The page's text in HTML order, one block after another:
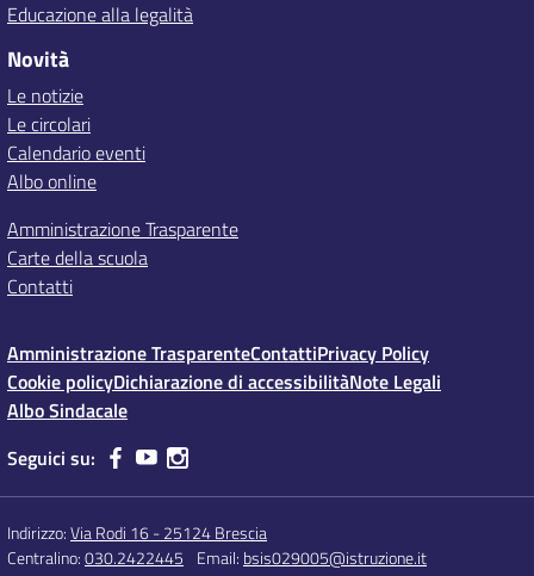
Educazione alla legalità
Novità
Le notizie
Le circolari
Calendario eventi
Albo online
Amministrazione Trasparente
Carte della scuola
Contatti
Amministrazione TrasparenteContattiPrivacy Policy
Cookie policyDichiarazione di accessibilitàNote Legali
Albo Sindacale
Seguici su:
Indirizzo:Via Rodi 16 - 25124 Brescia
Centralino:030.2422445 Email: bsis029005@istruzione.it